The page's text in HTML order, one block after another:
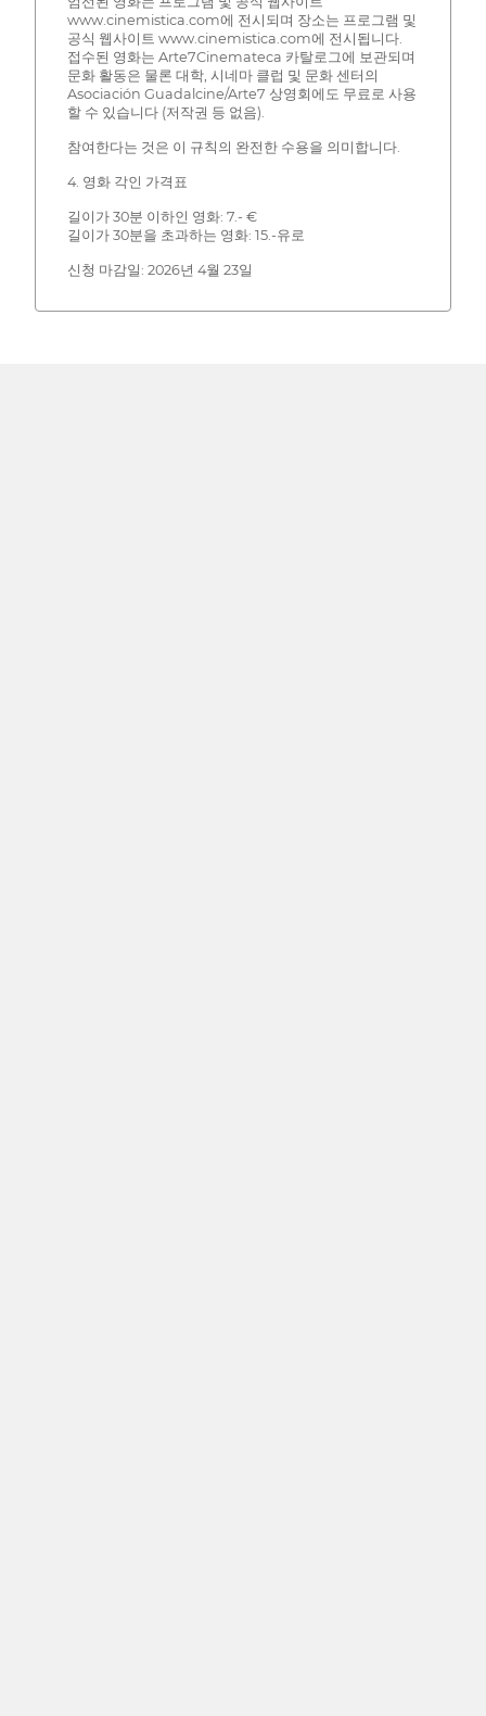
www.cinemistica.com에 전시되며 장소는 프로그램 및
공식 웹사이트 www.cinemistica.com에 전시됩니다.
접수된 영화는 Arte7Cinemateca 카탈로그에 보관되며
문화 활동은 물론 대학, 시네마 클럽 및 문화 센터의
Asociación Guadalcine/Arte7 상영회에도 무료로 사용
할 수 있습니다 (저작권 등 없음).
참여한다는 것은 이 규칙의 완전한 수용을 의미합니다.
4. 영화 각인 가격표
길이가 30분 이하인 영화: 7.- €
길이가 30분을 초과하는 영화: 15.-유로
신청 마감일: 2026년 4월 23일